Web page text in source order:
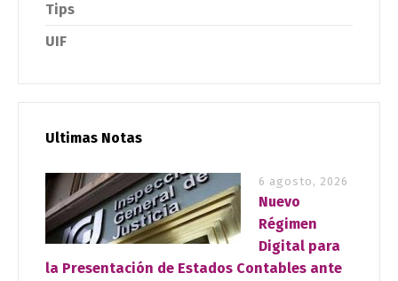
Tips
UIF
Ultimas Notas
6 agosto, 2026
Nuevo
Régimen
Digital para
la Presentación de Estados Contables ante